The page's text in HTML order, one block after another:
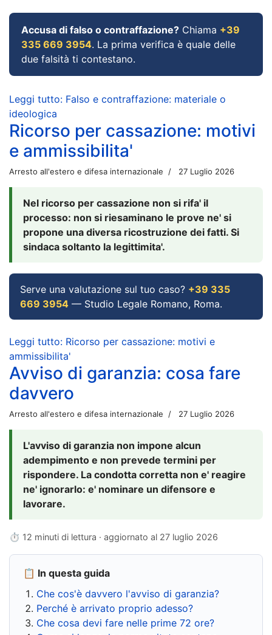
Accusa di falso o contraffazione? Chiama +39
335 669 3954. La prima verifica è quale delle
due falsità ti contestano.
Leggi tutto: Falso e contraffazione: materiale o
ideologica
Ricorso per cassazione: motivi
e ammissibilita'
Arresto all'estero e difesa internazionale 27 Luglio 2026
Nel ricorso per cassazione non si rifa' il
processo: non si riesaminano le prove ne' si
propone una diversa ricostruzione dei fatti. Si
sindaca soltanto la legittimita'.
Serve una valutazione sul tuo caso? +39 335
669 3954 — Studio Legale Romano, Roma.
Leggi tutto: Ricorso per cassazione: motivi e
ammissibilita'
Avviso di garanzia: cosa fare
davvero
Arresto all'estero e difesa internazionale 27 Luglio 2026
L'avviso di garanzia non impone alcun
adempimento e non prevede termini per
rispondere. La condotta corretta non e' reagire
ne' ignorarlo: e' nominare un difensore e
lavorare.
⏱ 12 minuti di lettura · aggiornato al 27 luglio 2026
📋 In questa guida
Che cos'è davvero l'avviso di garanzia?
Perché è arrivato proprio adesso?
Che cosa devi fare nelle prime 72 ore?